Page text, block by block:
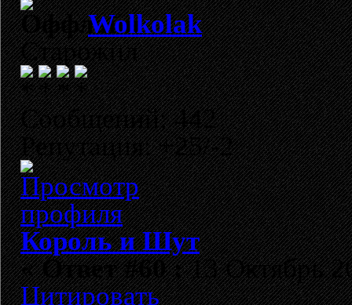
Wolkolak
Старожил
Сообщений: 442
Репутация: +25/-2
Король и Шут
«Ответ #60 :13 Октябрь
Цитировать